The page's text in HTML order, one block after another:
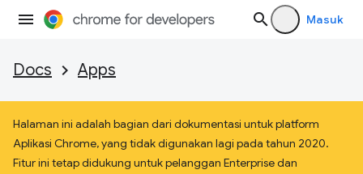
Masuk
Docs Apps
Halaman ini adalah bagian dari dokumentasi untuk platform
Aplikasi Chrome, yang tidak digunakan lagi pada tahun 2020.
Fitur ini tetap didukung untuk pelanggan Enterprise dan